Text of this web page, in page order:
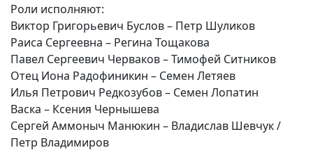
Роли исполняют:
Виктор Григорьевич Буслов – Петр Шуликов
Раиса Сергеевна – Регина Тощакова
Павел Сергеевич Черваков – Тимофей Ситников
Отец Иона Радофиникин – Семен Летяев
Илья Петрович Редкозубов – Семен Лопатин
Васка – Ксения Чернышева
Сергей Аммоныч Манюкин – Владислав Шевчук /
Петр Владимиров